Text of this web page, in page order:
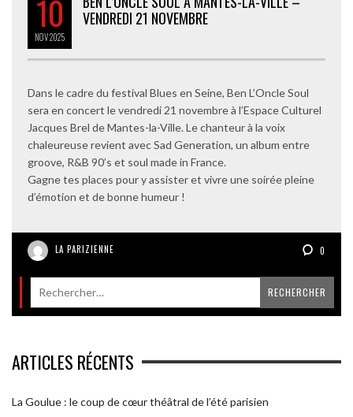
10
NOV2025
VENDREDI 21 NOVEMBRE
Dans le cadre du festival Blues en Seine, Ben L’Oncle Soul
sera en concert le vendredi 21 novembre à l’Espace Culturel
Jacques Brel de Mantes-la-Ville. Le chanteur à la voix
chaleureuse revient avec Sad Generation, un album entre
groove, R&B 90’s et soul made in France.
Gagne tes places pour y assister et vivre une soirée pleine
d’émotion et de bonne humeur !
LA PARIZIENNE 0
ARTICLES RÉCENTS
La Goulue : le coup de cœur théâtral de l’été parisien